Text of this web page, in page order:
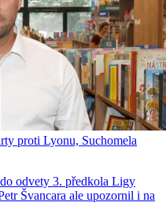
proti Lyonu, Suchomela
odvety 3. předkola Ligy
Švancara ale upozornil i na